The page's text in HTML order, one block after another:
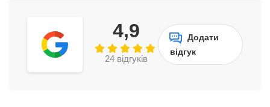
4,9
24 відгуків
Додати
відгук